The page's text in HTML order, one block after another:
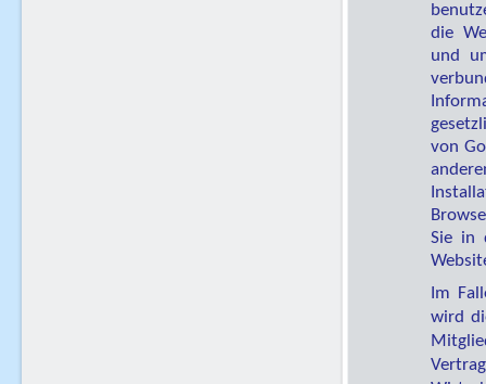
die
und
von
Sie in
Im
wird